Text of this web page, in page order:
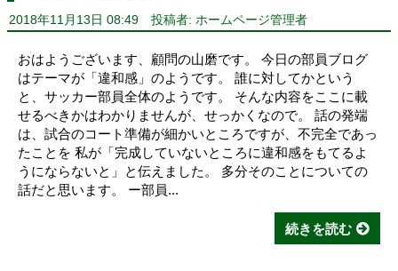
2018年11月13日 08:49 投稿者: ホームページ管理者
おはようございます、顧問の山磨です。 今日の部員ブログ
はテーマが「違和感」のようです。 誰に対してかという
と、サッカー部員全体のようです。 そんな内容をここに載
せるべきかはわかりませんが、せっかくなので。 話の発端
は、試合のコート準備が細かいところですが、不完全であっ
たことを 私が「完成していないところに違和感をもてるよ
うにならないと」と伝えました。 多分そのことについての
話だと思います。 ー部員...
続きを読む